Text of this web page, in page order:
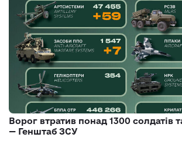
Ворог втратив понад 1300 солдатів
— Генштаб ЗСУ